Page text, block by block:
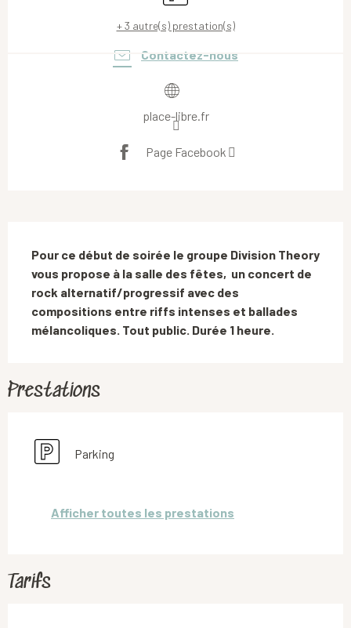
+ 3 autre(s) prestation(s)
Contactez-nous
place-libre.fr
Page Facebook
Pour ce début de soirée le groupe Division Theory
vous propose à la salle des fêtes,  un concert de
rock alternatif/progressif avec des
compositions entre riffs intenses et ballades
mélancoliques. Tout public. Durée 1 heure.
Prestations
Parking
Afficher toutes les prestations
Tarifs